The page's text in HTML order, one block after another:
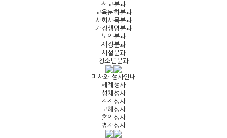
선교분과
교육문화분과
사회사목분과
가정생명분과
노인분과
재정분과
시설분과
청소년분과
미사와 성사안내
세례성사
성체성사
견진성사
고해성사
혼인성사
병자성사